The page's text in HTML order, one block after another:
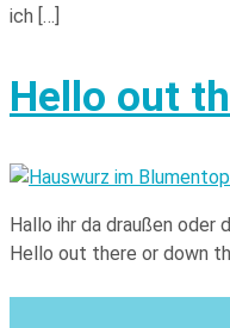
ich […]
Hello out
Hallo ihr da draußen
Hello out there or down